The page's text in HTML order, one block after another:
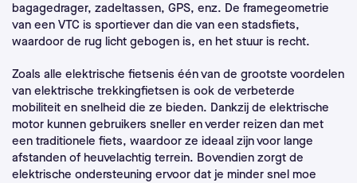
bagagedrager, zadeltassen, GPS, enz. De framegeometrie
van een VTC is sportiever dan die van een stadsfiets,
waardoor de rug licht gebogen is, en het stuur is recht.
Zoals alle elektrische fietsenis één van de grootste voordelen
van elektrische trekkingfietsen is ook de verbeterde
mobiliteit en snelheid die ze bieden. Dankzij de elektrische
motor kunnen gebruikers sneller en verder reizen dan met
een traditionele fiets, waardoor ze ideaal zijn voor lange
afstanden of heuvelachtig terrein. Bovendien zorgt de
elektrische ondersteuning ervoor dat je minder snel moe